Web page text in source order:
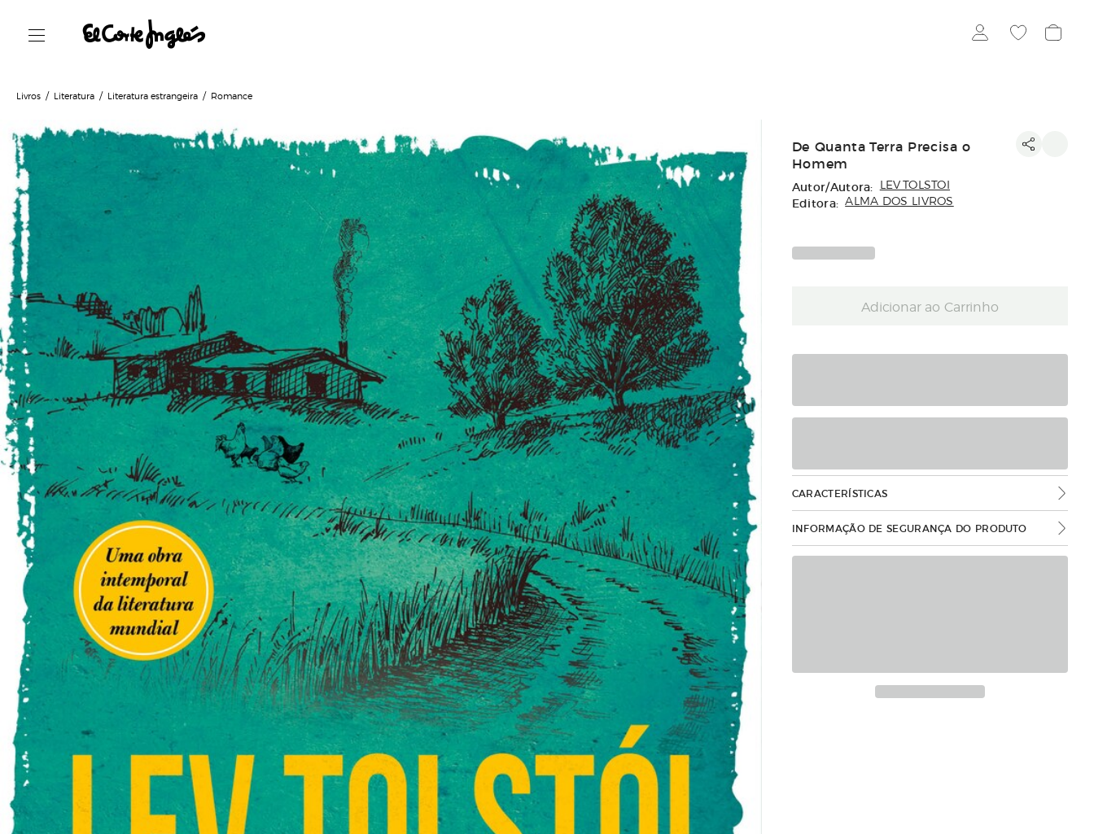
Livros Literatura Literatura estrangeira Romance
De Quanta Terra Precisa o
Homem
Autor/Autora: LEV TOLSTOI
Editora: ALMA DOS LIVROS
Adicionar ao Carrinho
CARACTERÍSTICAS
INFORMAÇÃO DE SEGURANÇA DO PRODUTO